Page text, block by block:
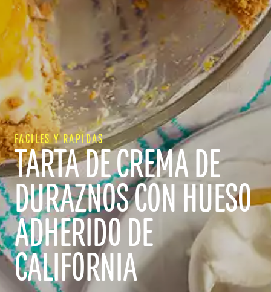
FACILES Y RAPIDAS
TARTA DE CREMA DE
DURAZNOS CON HUESO
ADHERIDO DE
CALIFORNIA